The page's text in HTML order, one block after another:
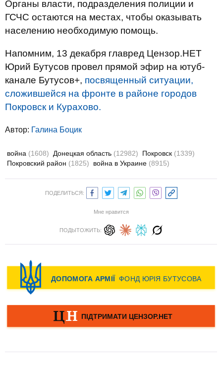
Органы власти, подразделения полиции и
ГСЧС остаются на местах, чтобы оказывать
населению необходимую помощь.
Напомним, 13 декабря главред Цензор.НЕТ
Юрий Бутусов провел прямой эфир на ютуб-
канале Бутусов+, посвященный ситуации,
сложившейся на фронте в районе городов
Покровск и Курахово.
Автор: Галина Боцик
война (1608) Донецкая область (12982) Покровск (1339)
Покровский район (1825) война в Украине (8915)
ПОДЕЛИТЬСЯ:
Мне нравится
ПОДЫТОЖИТЬ: